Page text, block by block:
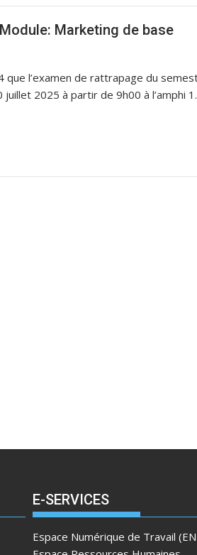
Marketing de base
que l’examen de rattrapage du
2025 à partir de 9h00 à l’amphi
E-SERVICES
Espace Numérique de Travail